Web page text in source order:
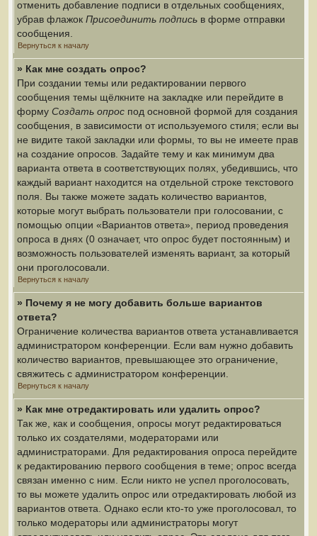
отменить добавление подписи в отдельных сообщениях,
убрав флажок Присоединить подпись в форме отправки
сообщения.
Вернуться к началу
» Как мне создать опрос?
При создании темы или редактировании первого
сообщения темы щёлкните на закладке или перейдите в
форму Создать опрос под основной формой для создания
сообщения, в зависимости от используемого стиля; если вы
не видите такой закладки или формы, то вы не имеете прав
на создание опросов. Задайте тему и как минимум два
варианта ответа в соответствующих полях, убедившись, что
каждый вариант находится на отдельной строке текстового
поля. Вы также можете задать количество вариантов,
которые могут выбрать пользователи при голосовании, с
помощью опции «Вариантов ответа», период проведения
опроса в днях (0 означает, что опрос будет постоянным) и
возможность пользователей изменять вариант, за который
они проголосовали.
Вернуться к началу
» Почему я не могу добавить больше вариантов
ответа?
Ограничение количества вариантов ответа устанавливается
администратором конференции. Если вам нужно добавить
количество вариантов, превышающее это ограничение,
свяжитесь с администратором конференции.
Вернуться к началу
» Как мне отредактировать или удалить опрос?
Так же, как и сообщения, опросы могут редактироваться
только их создателями, модераторами или
администраторами. Для редактирования опроса перейдите
к редактированию первого сообщения в теме; опрос всегда
связан именно с ним. Если никто не успел проголосовать,
то вы можете удалить опрос или отредактировать любой из
вариантов ответа. Однако если кто-то уже проголосовал, то
только модераторы или администраторы могут